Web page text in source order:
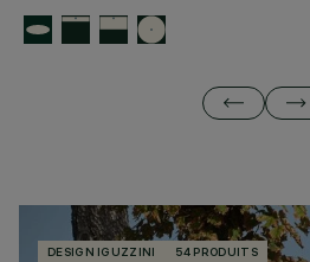
DESIGN IGUZZINI 54 PRODUITS